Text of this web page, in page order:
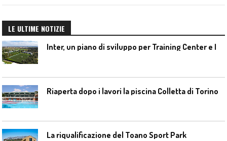
LE ULTIME NOTIZIE
Riaperta dopo i lavori la piscina Colletta di Torino
La riqualificazione del Toano Sport Park